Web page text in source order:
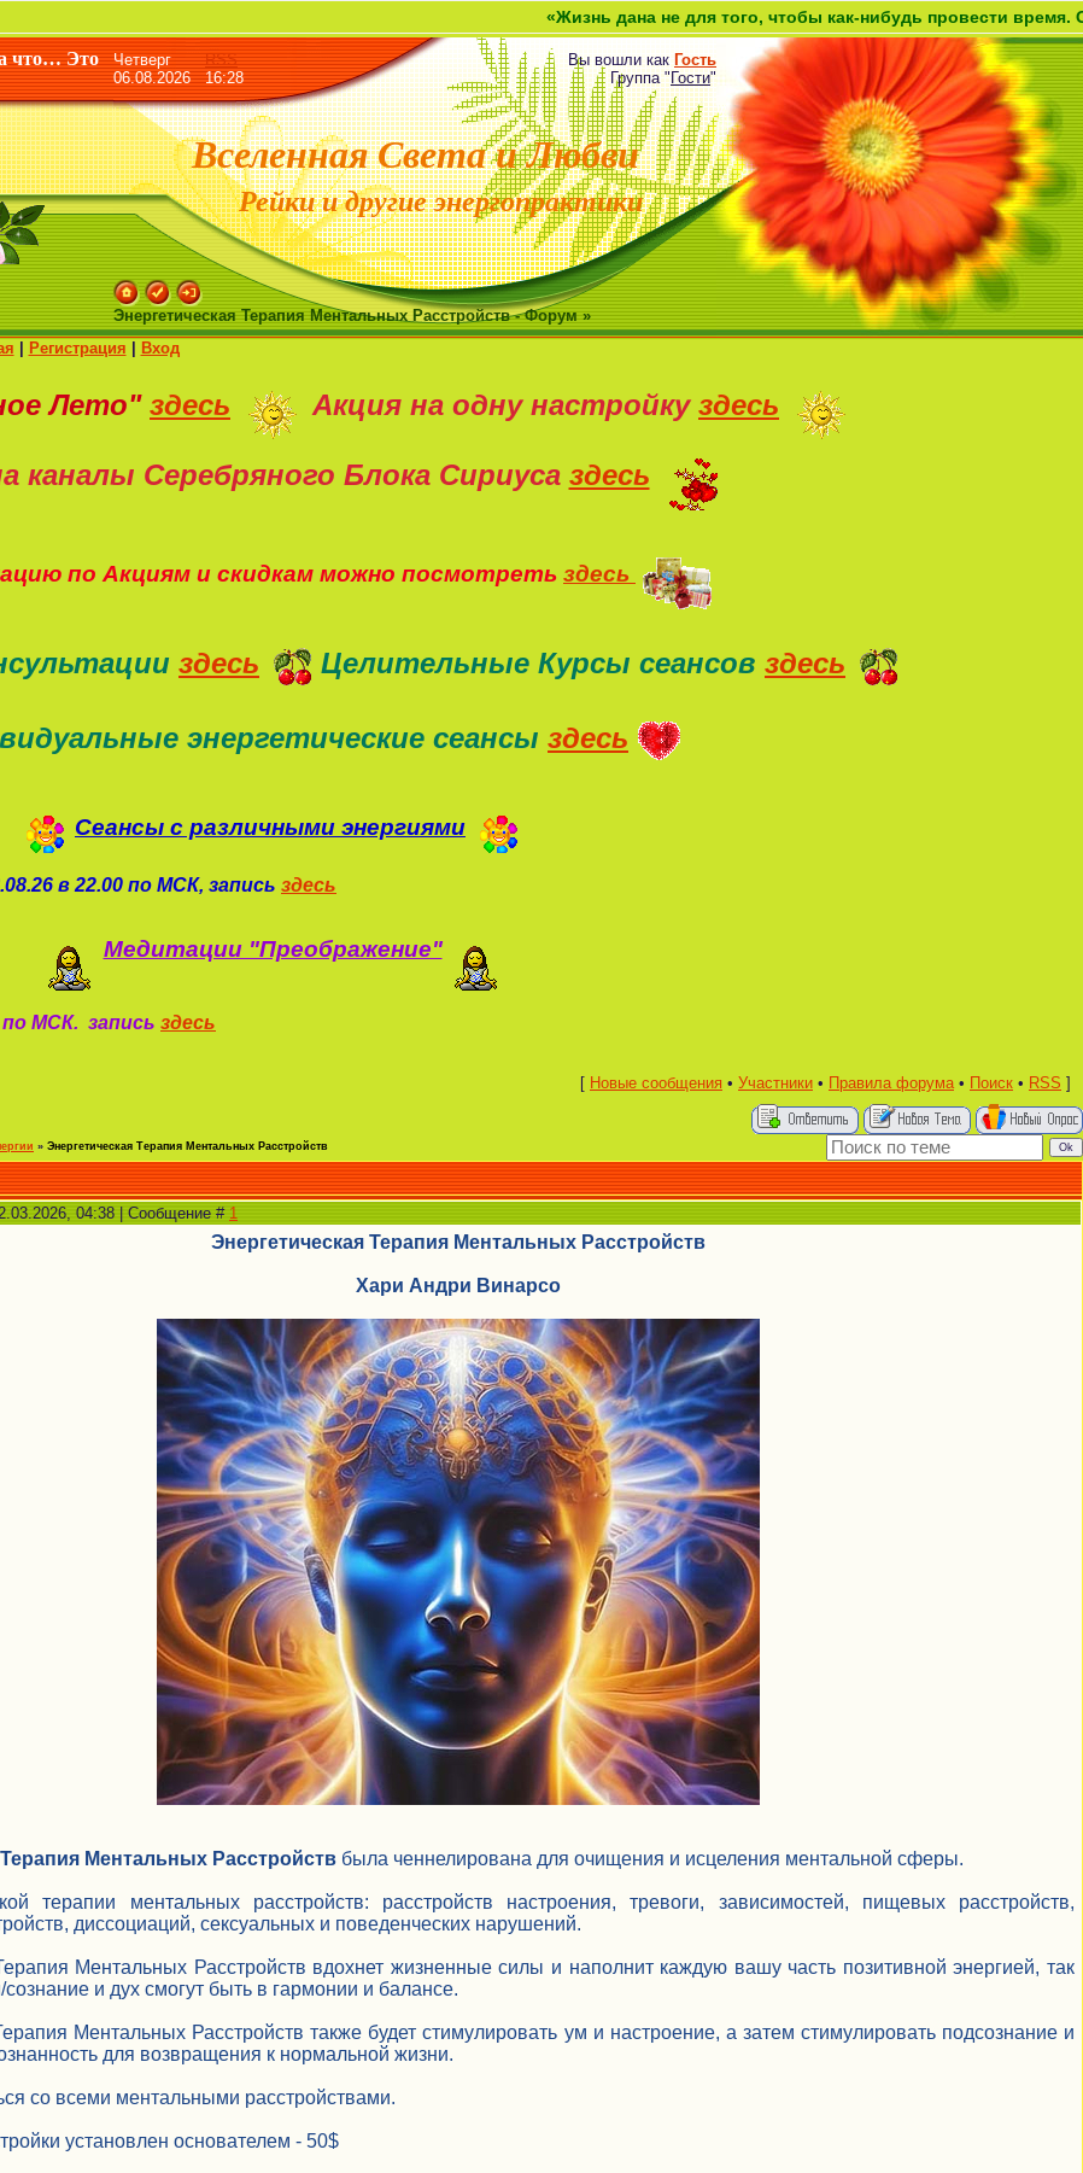
«Жизнь дана не для того, чтобы как-нибудь провести время. Она
что… Это
ЧетвергRSS
06.08.2026 16:28
Вы вошли как Гость
Группа"Гости"
Вселенная Света и Любви
Рейки и другие энергопрактики
Энергетическая Терапия Ментальных Расстройств - Форум »
Регистрация Вход
Лето" здесь Акция на одну настройку здесь
каналы Серебряного Блока Сириуса здесь
по Акциям и скидкам можно посмотреть здесь
здесь Целительные Курсы сеансов здесь
энергетические сеансы здесь
Сеансы с различными энергиями
в 22.00 по МСК, запись здесь
Медитации "Преображение"
по МСК. запись здесь
[ Новые сообщения • Участники • Правила форума• Поиск • RSS ]
» Энергетическая Терапия Ментальных Расстройств
04:38 | Сообщение # 1
Энергетическая Терапия Ментальных Расстройств
Хари Андри Винарсо
Ментальных Расстройств была ченнелирована для очищения и исцеления ментальной сферы.
терапии ментальных расстройств: расстройств настроения, тревоги, зависимостей, пищевых расстройств,
диссоциаций, сексуальных и поведенческих нарушений.
Ментальных Расстройств вдохнет жизненные силы и наполнит каждую вашу часть позитивной энергией, так
и дух смогут быть в гармонии и балансе.
Ментальных Расстройств также будет стимулировать ум и настроение, а затем стимулировать подсознание и
для возвращения к нормальной жизни.
со всеми ментальными расстройствами.
установлен основателем - 50$